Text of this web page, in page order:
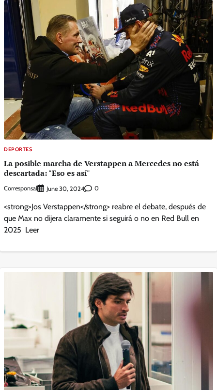
DEPORTES
La posible marcha de Verstappen a Mercedes no está
descartada: "Eso es así"
Corresponsal June 30, 2024 0
<strong>Jos Verstappen</strong> reabre el debate, después de
que Max no dijera claramente si seguirá o no en Red Bull en
2025 Leer